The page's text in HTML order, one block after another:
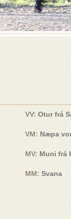
VV: Otur frá
VM: Næpa
MV: Muni frá
MM: Svana